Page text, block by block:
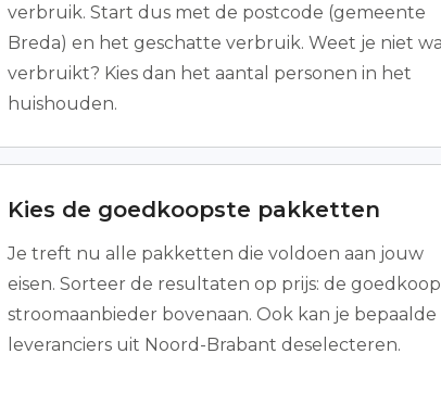
verbruik. Start dus met de postcode (gemeente
Breda) en het geschatte verbruik. Weet je niet
verbruikt? Kies dan het aantal personen in het
huishouden.
Kies de goedkoopste pakketten
Je treft nu alle pakketten die voldoen aan jouw
eisen. Sorteer de resultaten op prijs: de
stroomaanbieder bovenaan. Ook kan je bepaalde
leveranciers uit Noord-Brabant deselecteren.